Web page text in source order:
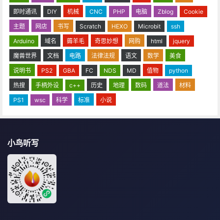
即时通讯
DIY 机械 CNC PHP 电脑 Zblog
Cookie
主题
网店 书写 Scratch HEXO Microbit
ssh
Arduino
域名 薅羊毛 奇思妙想 网购 html
jquery
魔兽世界
文档 电路 法律法规 语文 数学
美食
说明书
PS2 GBA FC NDS MD 值物
python
热搜
手柄外设 c++ 历史 地理 数码 道法
材料
PS1
wsc 科学 标准 小说
小鸟听写